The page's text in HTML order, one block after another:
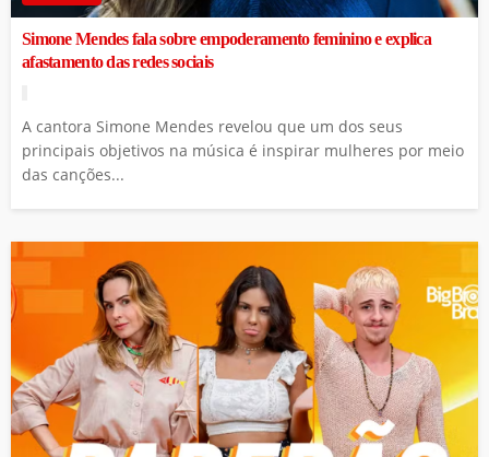
Simone Mendes fala sobre empoderamento feminino e explica
afastamento das redes sociais
A cantora Simone Mendes revelou que um dos seus
principais objetivos na música é inspirar mulheres por meio
das canções...